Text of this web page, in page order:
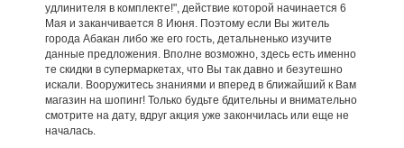
удлинителя в комплекте!", действие которой начинается 6
Мая и заканчивается 8 Июня. Поэтому если Вы житель
города Абакан либо же его гость, детальненько изучите
данные предложения. Вполне возможно, здесь есть именно
те скидки в супермаркетах, что Вы так давно и безутешно
искали. Вооружитесь знаниями и вперед в ближайший к Вам
магазин на шопинг! Только будьте бдительны и внимательно
смотрите на дату, вдруг акция уже закончилась или еще не
началась.